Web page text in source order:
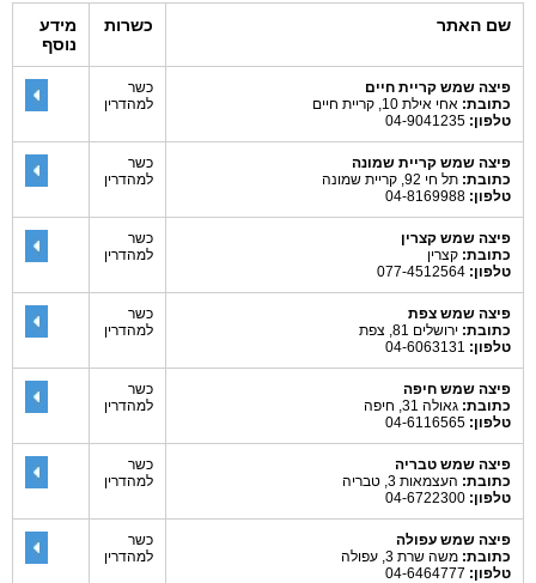
שם האתר כשרות
מידע
נוסף
פיצה שמש קריית חיים
כתובת: אחי אילת 10, קריית חיים
טלפון:
כשר
למהדרין
פיצה שמש קריית שמונה
כתובת: תל חי 92, קריית שמונה
טלפון:
כשר
למהדרין
פיצה שמש קצרין
כתובת: קצרין
טלפון:
כשר
למהדרין
פיצה שמש צפת
כתובת: ירושלים 81, צפת
טלפון:
כשר
למהדרין
פיצה שמש חיפה
כתובת: גאולה 31, חיפה
טלפון:
כשר
למהדרין
פיצה שמש טבריה
כתובת: העצמאות 3, טבריה
טלפון:
כשר
למהדרין
פיצה שמש עפולה
כתובת: משה שרת 3, עפולה
טלפון:
כשר
למהדרין